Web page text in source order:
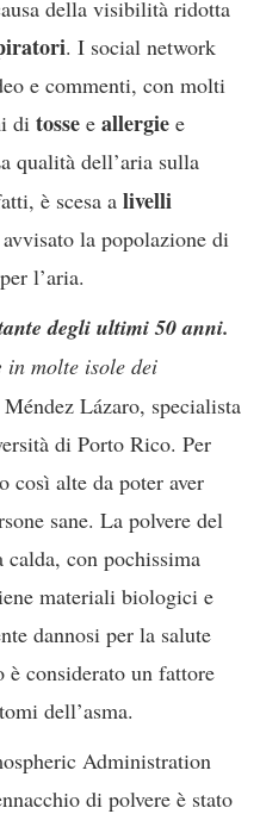
della visibilità ridotta
. I social network
e commenti, con molti
di tosse e allergie e
qualità dell’aria sulla
è scesa a livelli
la popolazione di
l’aria.
degli ultimi 50 anni.
in molte isole dei
Lázaro, specialista
di Porto Rico. Per
così alte da poter aver
sane. La polvere del
calda, con pochissima
materiali biologici e
dannosi per la salute
è considerato un fattore
dell’asma.
Administration
di polvere è stato